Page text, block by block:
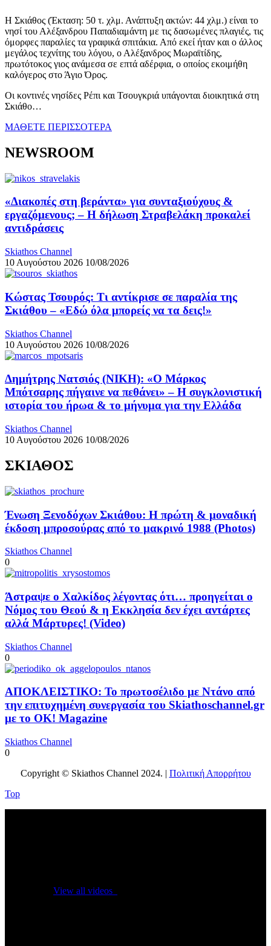
Η Σκιάθος (Έκταση: 50 τ. χλμ. Ανάπτυξη ακτών: 44 χλμ.) είναι το
νησί του Αλέξανδρου Παπαδιαμάντη με τις δασωμένες πλαγιές, τις
όμορφες παραλίες τα γραφικά σπιτάκια. Από εκεί ήταν και ο άλλος
μεγάλος τεχνίτης του λόγου, ο Αλέξανδρος Μωραϊτίδης,
πρωτότοκος γιος ανάμεσα σε επτά αδέρφια, ο οποίος εκοιμήθη
καλόγερος στο Άγιο Όρος.
Οι κοντινές νησίδες Ρέπι και Τσουγκριά υπάγονται διοικητικά στη
Σκιάθο…
ΜΑΘΕΤΕ ΠΕΡΙΣΣΟΤΕΡΑ
NEWSROOM
«Διακοπές στη βεράντα» για συνταξιούχους &
εργαζόμενους; – Η δήλωση Στραβελάκη προκαλεί
αντιδράσεις
Skiathos Channel
10 Αυγούστου 2026 10/08/2026
Κώστας Τσουρός: Τι αντίκρισε σε παραλία της
Σκιάθου – «Εδώ όλα μπορείς να τα δεις!»
Skiathos Channel
10 Αυγούστου 2026 10/08/2026
Δημήτρης Νατσιός (ΝΙΚΗ): «Ο Μάρκος
Μπότσαρης πήγαινε να πεθάνει» – Η συγκλονιστική
ιστορία του ήρωα & το μήνυμα για την Ελλάδα
Skiathos Channel
10 Αυγούστου 2026 10/08/2026
ΣΚΙΑΘΟΣ
Ένωση Ξενοδόχων Σκιάθου: Η πρώτη & μοναδική
έκδοση μπροσούρας από το μακρινό 1988 (Photos)
Skiathos Channel
0
Άστραψε ο Χαλκίδος λέγοντας ότι… προηγείται ο
Νόμος του Θεού & η Εκκλησία δεν έχει αντάρτες
αλλά Μάρτυρες! (Video)
Skiathos Channel
0
ΑΠΟΚΛΕΙΣΤΙΚΟ: Το πρωτοσέλιδο με Ντάνο από
την επιτυχημένη συνεργασία του Skiathoschannel.gr
με το OK! Magazine
Skiathos Channel
0
Copyright © Skiathos Channel 2024. | Πολιτική Απορρήτου
Top
View all videos